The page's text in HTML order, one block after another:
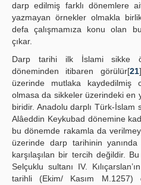
darp edilmiş farklı dönemlere
yazmayan örnekler olmakla
defa çalışmamıza konu olan
çıkar.
Darp tarihi ilk İslami sikke
döneminden itibaren görülür[21
üzerinde mutlaka kaydedilmiş
olmasa da sikkeler üzerindeki en
biridir. Anadolu darplı Türk-
Alâeddin Keykubad dönemine
bu dönemde rakamla da
üzerinde darp tarihinin
karşılaşılan bir tercih değildir.
Selçuklu sultanı IV.
tarihli (Ekim/ Kasım M.1257)